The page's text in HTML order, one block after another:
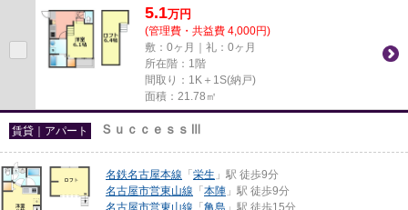
5.1万円
(管理費・共益費 4,000円)
敷：0ヶ月｜礼：0ヶ月
所在階：1階
間取り：1K＋1S(納戸)
面積：21.78㎡
賃貸｜アパート ＳｕｃｃｅｓｓⅢ
名鉄名古屋本線 「 栄生 」駅 徒歩9分
名古屋市営東山線 「 本陣 」駅 徒歩9分
名古屋市営東山線 「 亀島 」駅 徒歩15分